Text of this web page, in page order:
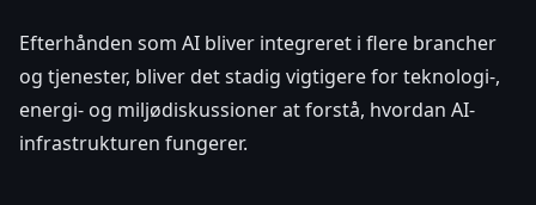
Efterhånden som AI bliver integreret i flere brancher
og tjenester, bliver det stadig vigtigere for teknologi-,
energi- og miljødiskussioner at forstå, hvordan AI-
infrastrukturen fungerer.